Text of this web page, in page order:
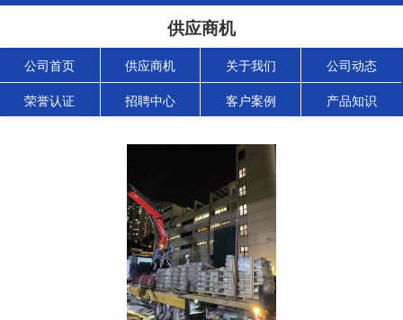
供应商机
公司首页 供应商机 关于我们 公司动态
荣誉认证 招聘中心 客户案例 产品知识